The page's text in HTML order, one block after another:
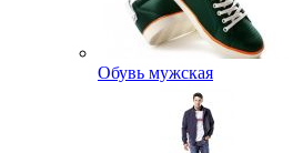
Обувь мужская